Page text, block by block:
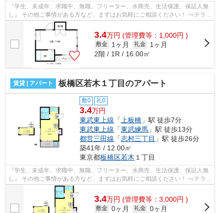
『学生、未成年、求職中、無職、フリーター、水商売、生活保護、保証人無
し』 その他ご事情がある方など、まずはお気軽にご相談ください！ べテラン
スタッフが対応致しますのでご希望...
3.4万円 (管理費等：1,000円 )
敷金 1ヶ月 礼金
1ヶ月
2階 / 1R / 16.00㎡
賃貸 | アパート 板橋区若木１丁目のアパート
敷0 礼0
3.4万円
東武東上線 「 上板橋 」駅 徒歩7分
東武東上線 「東武練馬 」駅 徒歩13分
都営三田線 「志村三丁目 」駅 徒歩26分
築41年 / 12.00㎡
東京都板橋区若木 １丁目
『学生、未成年、求職中、無職、フリーター、水商売、生活保護、保証人無
し』 その他ご事情がある方など、まずはお気軽にご相談ください！ べテラン
スタッフが対応致しますのでご希望...
3.4万円 (管理費等：3,000円 )
敷金 0ヶ月 礼金 0ヶ月